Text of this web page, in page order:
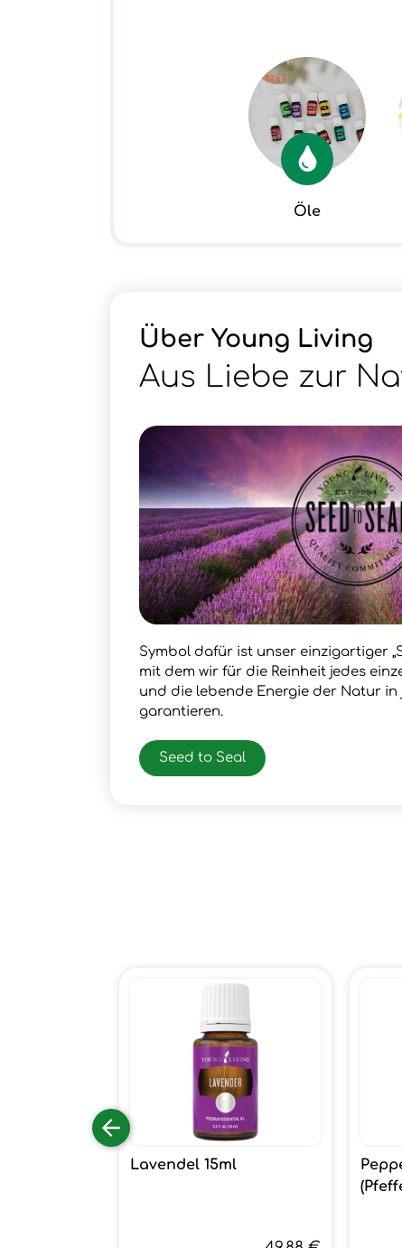
Öle
Über Young Living
Aus Liebe zur
Symbol dafür ist unser einzigartiger
mit dem wir für die Reinheit jedes
und die lebende Energie der Natur in
garantieren.
Seed to Seal
Lavendel 15ml